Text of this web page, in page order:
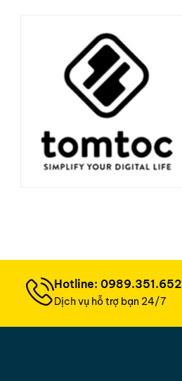
Hotline: 0989.351.652
Dịch vụ hỗ trợ bạn 24/7